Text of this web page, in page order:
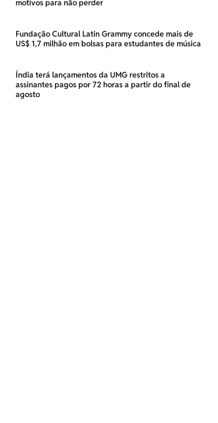
motivos para não perder
Fundação Cultural Latin Grammy concede mais de
US$ 1,7 milhão em bolsas para estudantes de música
Índia terá lançamentos da UMG restritos a
assinantes pagos por 72 horas a partir do final de
agosto